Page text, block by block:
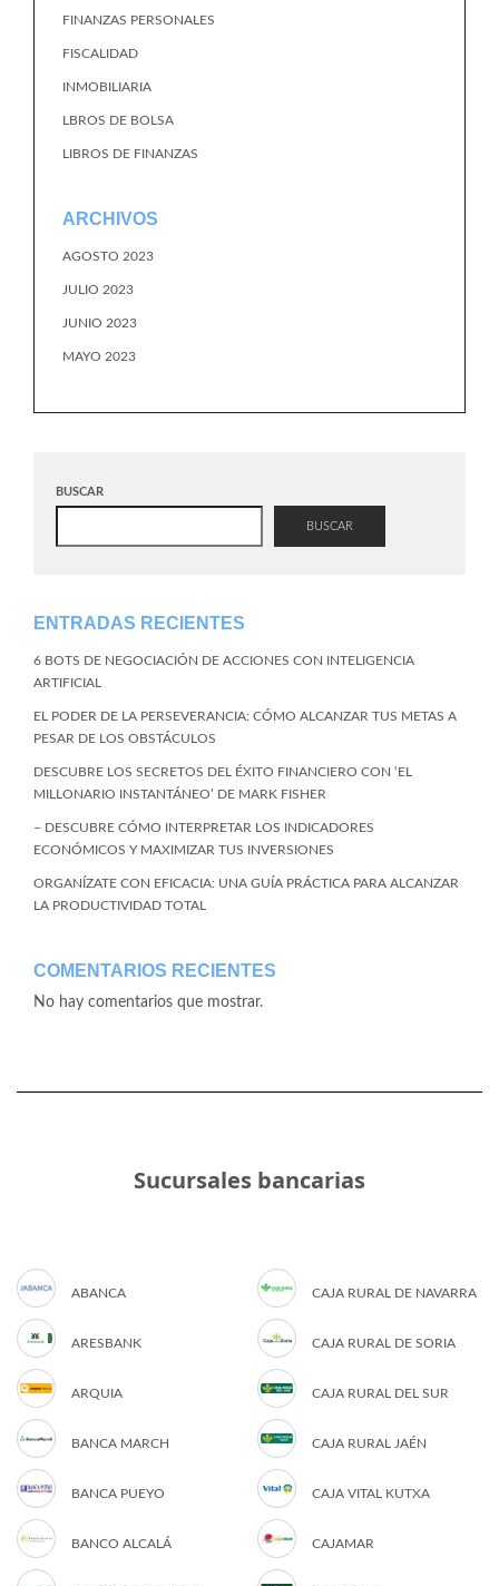
FINANZAS PERSONALES
FISCALIDAD
INMOBILIARIA
LBROS DE BOLSA
LIBROS DE FINANZAS
ARCHIVOS
AGOSTO 2023
JULIO 2023
JUNIO 2023
MAYO 2023
BUSCAR
BUSCAR
ENTRADAS RECIENTES
6 BOTS DE NEGOCIACIÓN DE ACCIONES CON INTELIGENCIA
ARTIFICIAL
EL PODER DE LA PERSEVERANCIA: CÓMO ALCANZAR TUS METAS A
PESAR DE LOS OBSTÁCULOS
DESCUBRE LOS SECRETOS DEL ÉXITO FINANCIERO CON ‘EL
MILLONARIO INSTANTÁNEO’ DE MARK FISHER
– DESCUBRE CÓMO INTERPRETAR LOS INDICADORES
ECONÓMICOS Y MAXIMIZAR TUS INVERSIONES
ORGANÍZATE CON EFICACIA: UNA GUÍA PRÁCTICA PARA ALCANZAR
LA PRODUCTIVIDAD TOTAL
COMENTARIOS RECIENTES
No hay comentarios que mostrar.
Sucursales bancarias
ABANCA
ARESBANK
ARQUIA
BANCA MARCH
BANCA PUEYO
BANCO ALCALÁ
CAJA RURAL DE NAVARRA
CAJA RURAL DE SORIA
CAJA RURAL DEL SUR
CAJA RURAL JAÉN
CAJA VITAL KUTXA
CAJAMAR